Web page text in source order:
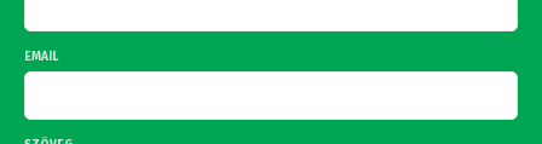
EMAIL